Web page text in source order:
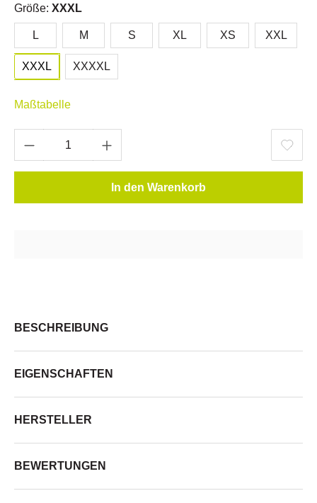
Größe: XXXL
L M S XL XS XXL
XXXL XXXXL
Maßtabelle
In den Warenkorb
BESCHREIBUNG
EIGENSCHAFTEN
HERSTELLER
BEWERTUNGEN